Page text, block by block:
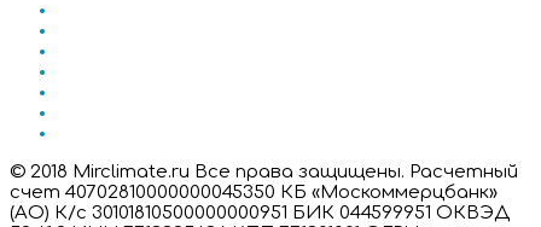
© 2018 Mirclimate.ru Все права защищены. Расчетный
счет 40702810000000045350 КБ «Москоммерцбанк»
(АО) К/с 30101810500000000951 БИК 044599951 ОКВЭД